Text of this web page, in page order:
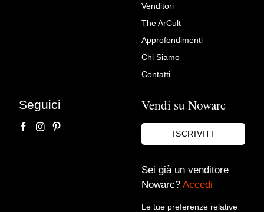
Richiedi Maggiori Info su
Ezio Ceccarelli (1865-1937),
scultura in marmo raffigurante
un Ritratto di fanciulla
Venditori
The ArCult
Approfondimenti
Chi Siamo
Contatti
Seguici Vendi su Nowarc
ISCRIVITI
Sei già un venditore
Nowarc? Accedi
Le tue preferenze relative